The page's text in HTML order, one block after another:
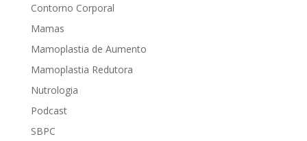
Contorno Corporal
Mamas
Mamoplastia de Aumento
Mamoplastia Redutora
Nutrologia
Podcast
SBPC